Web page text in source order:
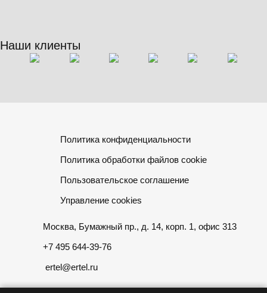
Наши клиенты
Политика конфиденциальности
Политика обработки файлов cookie
Пользовательское соглашение
Управление cookies
Москва, Бумажный пр., д. 14, корп. 1, офис 313
+7 495 644-39-76
ertel@ertel.ru